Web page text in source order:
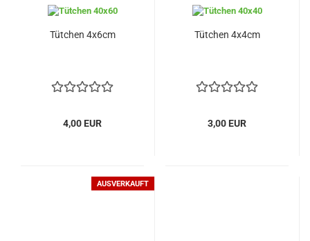
Tütchen 4x6cm
4,00 EUR
Tütchen 4x4cm
3,00 EUR
AUSVERKAUFT